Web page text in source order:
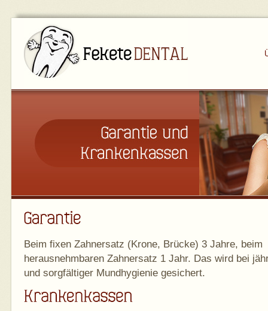
Beim fixen Zahnersatz (Krone, Brücke) 3 Jahre, beim
herausnehmbaren Zahnersatz 1 Jahr. Das wird bei
und sorgfältiger Mundhygienie gesichert.